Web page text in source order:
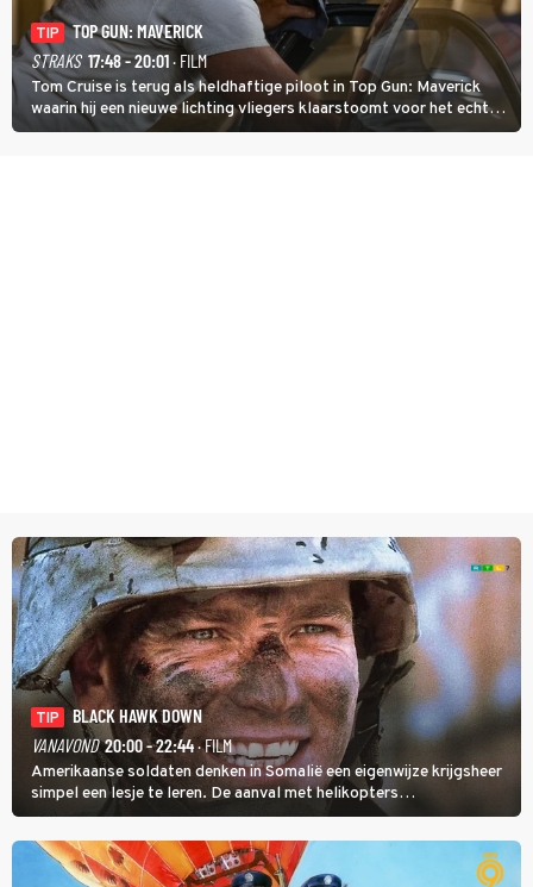
TIP
TOP GUN: MAVERICK
STRAKS 17:48 - 20:01· FILM
Tom Cruise is terug als heldhaftige piloot in Top Gun: Maverick
waarin hij een nieuwe lichting vliegers klaarstoomt voor het echte
werk.
TIP
BLACK HAWK DOWN
VANAVOND 20:00 - 22:44· FILM
Amerikaanse soldaten denken in Somalië een eigenwijze krijgsheer
simpel een lesje te leren. De aanval met helikopters
verloopt in Black Hawk down dramatisch.